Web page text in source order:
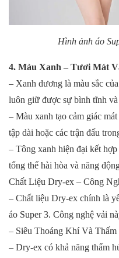
Hình ảnh áo
4. Màu Xanh – Tươi Mát
– Xanh dương là màu sắc
luôn giữ được sự bình tĩnh
– Màu xanh tạo cảm giác
tập dài hoặc các trận đấu
– Tông xanh hiện đại kết
tổng thể hài hòa và năng
Chất Liệu Dry-ex – Công
– Chất liệu Dry-ex chính là
áo Super 3. Công nghệ vải
– Siêu Thoáng Khí Và
– Dry-ex có khả năng thấm